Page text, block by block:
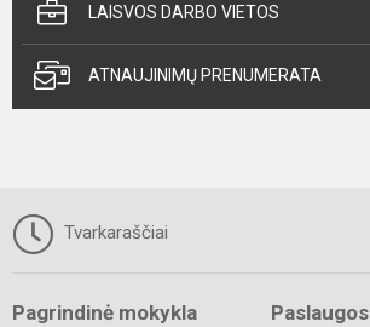
LAISVOS DARBO VIETOS
ATNAUJINIMŲ PRENUMERATA
Tvarkaraščiai
Pagrindinė mokykla Paslaugos